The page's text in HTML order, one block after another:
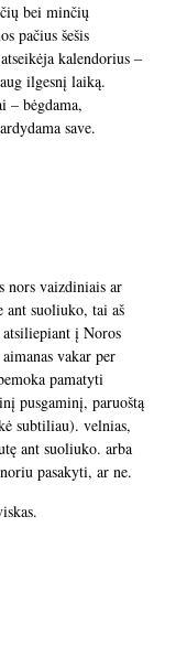
bei minčių
pačius šešis
kalendorius –
ilgesnį laiką.
– bėgdama,
save.
nors vaizdiniais ar
ant suoliuko, tai aš
į Noros
vakar per
pamatyti
pusgaminį, paruoštą
subtiliau). velnias,
ant suoliuko. arba
pasakyti, ar ne.